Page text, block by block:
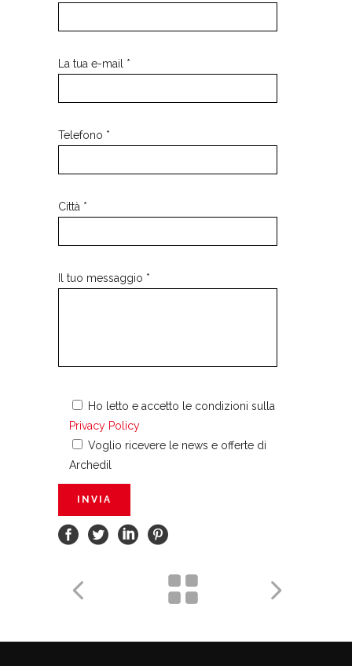
La tua e-mail *
Telefono *
Città *
Il tuo messaggio *
Ho letto e accetto le condizioni sulla
Privacy Policy
Voglio ricevere le news e offerte di
Archedil